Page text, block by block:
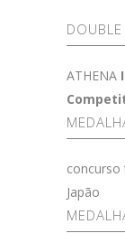
ATHENA
concurso
Japão